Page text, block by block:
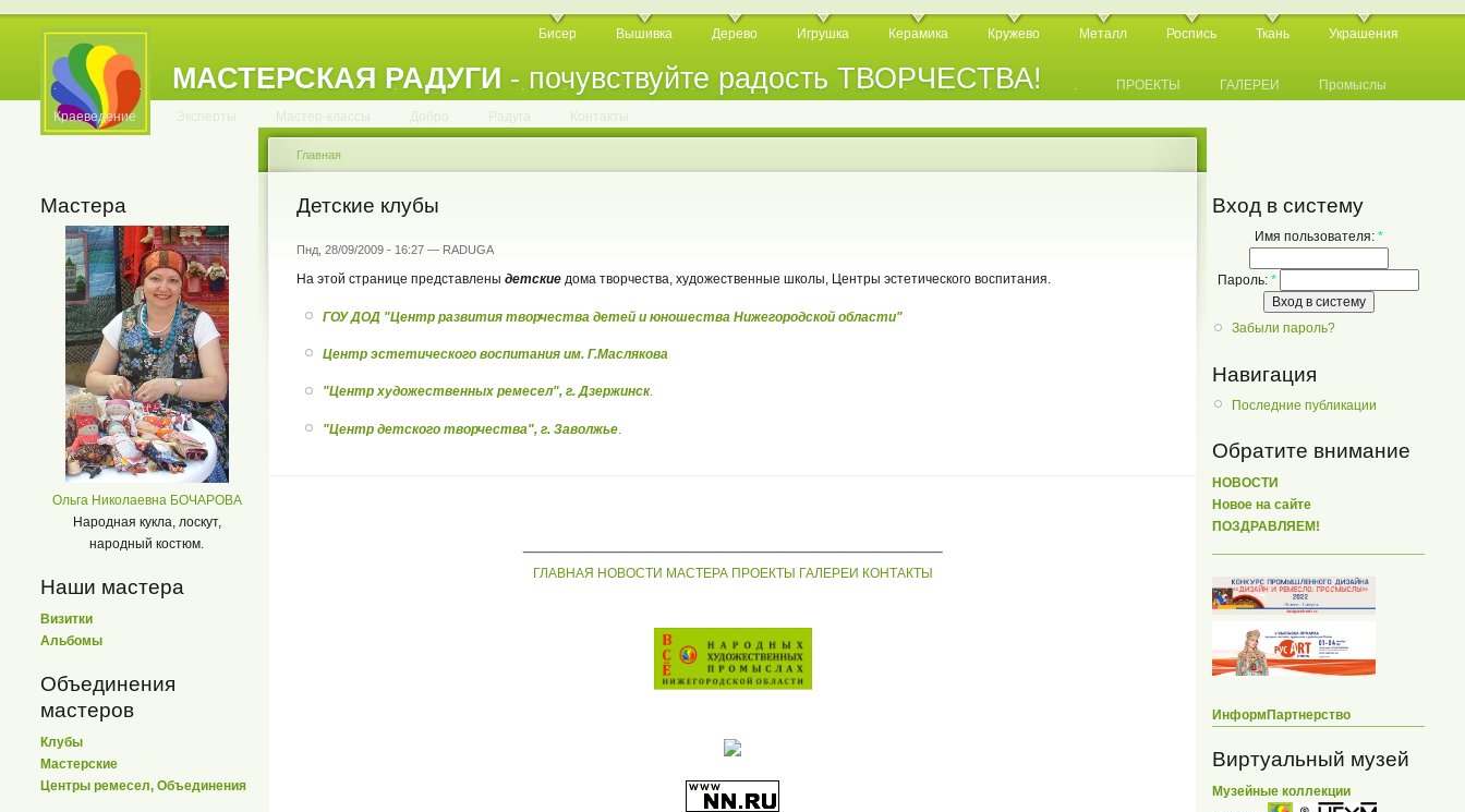
МАСТЕРСКАЯ РАДУГИ - почувствуйте радость ТВОРЧЕСТВА!
Бисер Вышивка Дерево Игрушка Керамика Кружево Металл Роспись Ткань Украшения
. . . . . . . . . . . . . . . . . . . . . . . . . ПРОЕКТЫ ГАЛЕРЕИ Промыслы
Краеведение Эксперты Мастер-классы Добро Радуга Контакты
Мастера
Ольга Николаевна БОЧАРОВА
Народная кукла, лоскут,
народный костюм.
Наши мастера
Визитки
Альбомы
Объединения
мастеров
Клубы
Мастерские
Центры ремесел, Объединения
Главная
Детские клубы
Пнд, 28/09/2009 - 16:27 — RADUGA
На этой странице представлены детские дома творчества, художественные школы, Центры эстетического воспитания.
ГОУ ДОД "Центр развития творчества детей и юношества Нижегородской области"
Центр эстетического воспитания им. Г.Маслякова
"Центр художественных ремесел", г. Дзержинск.
"Центр детского творчества", г. Заволжье
ГЛАВНАЯ НОВОСТИ МАСТЕРА ПРОЕКТЫ ГАЛЕРЕИ КОНТАКТЫ
Вход в систему
Имя пользователя: *
Пароль: *
Забыли пароль?
Навигация
Последние публикации
Обратите внимание
НОВОСТИ
Новое на сайте
ПОЗДРАВЛЯЕМ!
ИнформПартнерство
Виртуальный музей
Музейные коллекции